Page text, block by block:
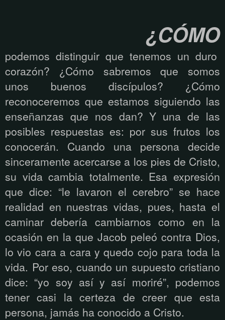
¿CÓMO
podemos distinguir que tenemos un duro
corazón? ¿Cómo sabremos que somos
unos buenos discípulos? ¿Cómo
reconoceremos que estamos siguiendo las
enseñanzas que nos dan? Y una de las
posibles respuestas es: por sus frutos los
conocerán. Cuando una persona decide
sinceramente acercarse a los pies de Cristo,
su vida cambia totalmente. Esa expresión
que dice: “le lavaron el cerebro” se hace
realidad en nuestras vidas, pues, hasta el
caminar debería cambiarnos como en la
ocasión en la que Jacob peleó contra Dios,
lo vio cara a cara y quedo cojo para toda la
vida. Por eso, cuando un supuesto cristiano
dice: “yo soy así y así moriré”, podemos
tener casi la certeza de creer que esta
persona, jamás ha conocido a Cristo.